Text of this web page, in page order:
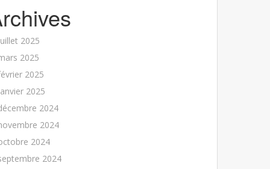
2025
2025
2025
2025
2024
2024
2024
2024